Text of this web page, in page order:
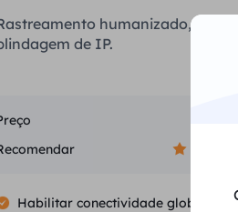
humanizado, sem
de IP.
Habilitar conectividade global